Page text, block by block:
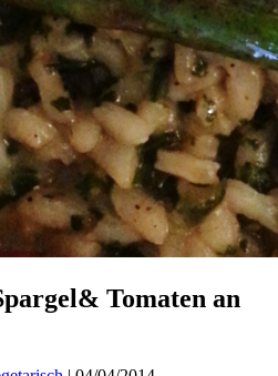
Tomaten an